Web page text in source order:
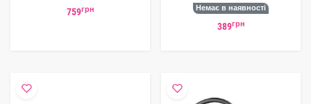
759грн Немає в наявності
389грн